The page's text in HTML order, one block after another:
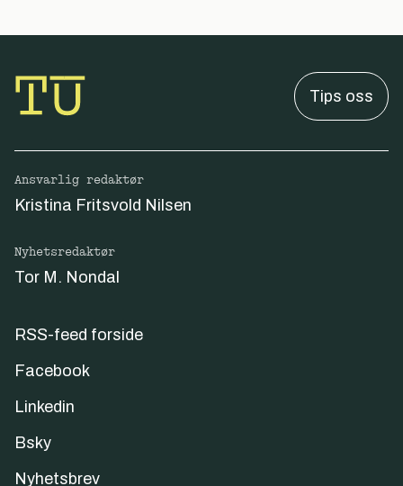
Tips oss
Ansvarlig redaktør
Kristina Fritsvold Nilsen
Nyhetsredaktør
Tor M. Nondal
RSS-feed forside
Facebook
Linkedin
Bsky
Nyhetsbrev